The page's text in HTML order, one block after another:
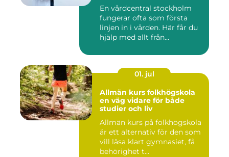
En vårdcentral stockholm
fungerar ofta som första
linjen in i vården. Här får du
hjälp med allt från...
01. jul
Allmän kurs folkhögskola
en väg vidare för både
studier och liv
Allmän kurs på folkhögskola
är ett alternativ för den som
vill läsa klart gymnasiet, få
behörighet t...